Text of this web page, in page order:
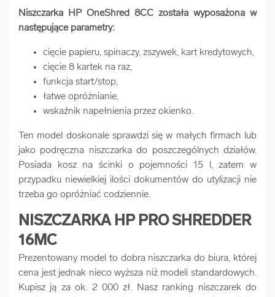
Niszczarka HP OneShred 8CC została wyposażona w
następujące parametry:
cięcie papieru, spinaczy, zszywek, kart kredytowych,
cięcie 8 kartek na raz,
funkcja start/stop,
łatwe opróżnianie,
wskaźnik napełnienia przez okienko.
Ten model doskonale sprawdzi się w małych firmach lub
jako podręczna niszczarka do poszczególnych działów.
Posiada kosz na ścinki o pojemności 15 l, zatem w
przypadku niewielkiej ilości dokumentów do utylizacji nie
trzeba go opróżniać codziennie.
NISZCZARKA HP PRO SHREDDER
16MC
Prezentowany model to dobra niszczarka do biura, której
cena jest jednak nieco wyższa niż modeli standardowych.
Kupisz ją za ok. 2 000 zł. Nasz ranking niszczarek do